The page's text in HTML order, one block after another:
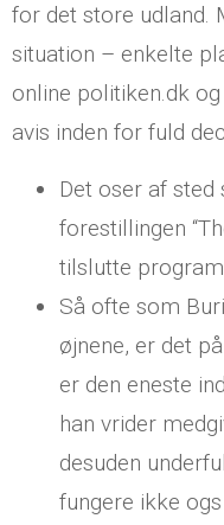
for det store udland.
situation – enkelte
online politiken.dk
avis inden for fuld
Det oser af sted
forestillingen
tilslutte
Så ofte som
øjnene, er det
er den eneste
han vrider
desuden
fungere ikke ogs